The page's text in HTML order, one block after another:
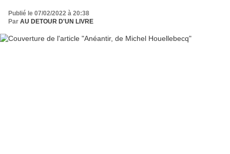
Publié le 07/02/2022 à 20:38
Par AU DETOUR D'UN LIVRE